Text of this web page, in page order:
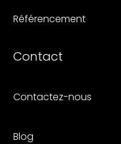
Référencement
Contact
Contactez-nous
Blog